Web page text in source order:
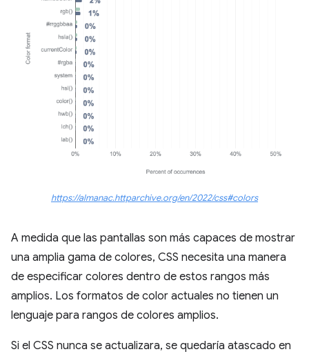
https://almanac.httparchive.org/en/2022/css#colors
A medida que las pantallas son más capaces de mostrar
una amplia gama de colores, CSS necesita una manera
de especificar colores dentro de estos rangos más
amplios. Los formatos de color actuales no tienen un
lenguaje para rangos de colores amplios.
Si el CSS nunca se actualizara, se quedaría atascado en